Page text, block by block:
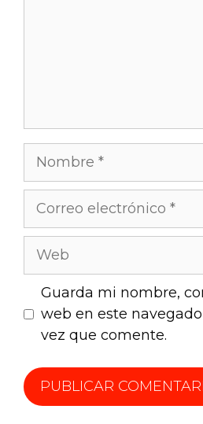
Guarda mi nombre,
web en este
vez que comente.